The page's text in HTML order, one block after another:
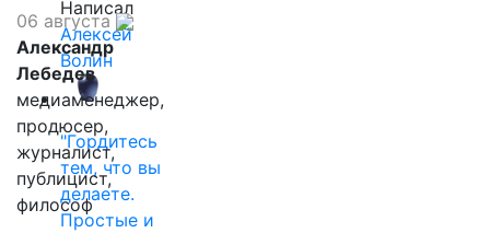
Написал
Алексей
Волин
"Гордитесь
тем, что вы
делаете.
Простые и
06 августа
Александр
Лебедев
медиаменеджер,
продюсер,
журналист,
публицист,
философ